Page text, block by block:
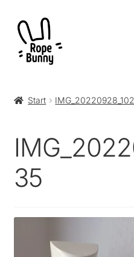
Zur
Navigation
springen
Zum
Inhalt
springen
Museum
Journal
Start
35